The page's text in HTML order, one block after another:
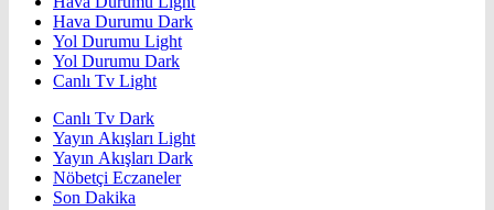
Hava Durumu Dark
Yol Durumu Light
Yol Durumu Dark
Canlı Tv Light
Canlı Tv Dark
Yayın Akışları Light
Yayın Akışları Dark
Nöbetçi Eczaneler
Son Dakika